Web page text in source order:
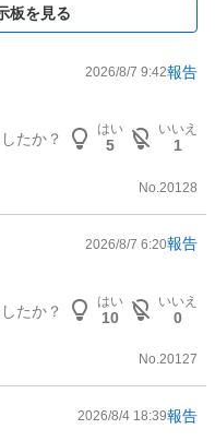
板を見る
2026/8/7 9:42報告
たか？
はい
5
いいえ
1
No. 20128
2026/8/7 6:20報告
たか？
はい
10
いいえ
0
No.20127
2026/8/4 18:39報告